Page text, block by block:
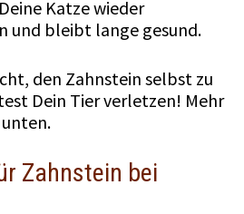
Katze wieder
und bleibt lange gesund.
den Zahnstein selbst zu
Dein Tier verletzen! Mehr
Zahnstein bei